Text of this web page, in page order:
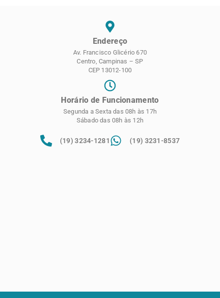
Endereço
Av. Francisco Glicério 670
Centro, Campinas – SP
CEP 13012-100
Horário de Funcionamento
Segunda a Sexta das 08h às 17h
Sábado das 08h às 12h
(19) 3234-1281 (19) 3231-8537